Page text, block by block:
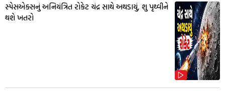
સ્પેસએક્સનું અનિયંત્રિત રોકેટ ચંદ્ર સાથે અથડાયું, શુ પૃથ્વીને
થશે ખતરો